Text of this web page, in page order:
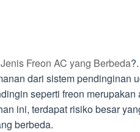
Freon AC yang Berbeda
dari sistem pendinginan
seperti freon merupakan
ini, terdapat risiko besar
berbeda.